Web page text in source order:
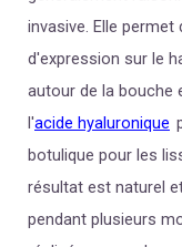
invasive. Elle
d'expression sur le
autour de la bouche
l'acide hyaluronique
botulique pour les
résultat est naturel
pendant plusieurs